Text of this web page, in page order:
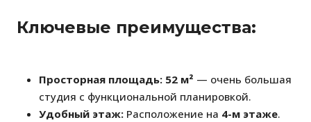
Ключевые преимущества:
Просторная площадь: 52 м² — очень большая
студия с функциональной планировкой.
Удобный этаж: Расположение на 4-м этаже.